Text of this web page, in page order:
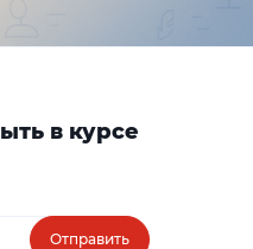
в курсе
Отправить